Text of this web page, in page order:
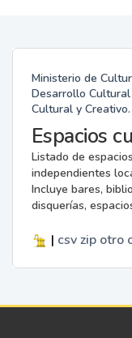
Ministerio de
Desarrollo
Cultural y Creativo.
Espacios
Listado de
independientes
Incluye bares,
disquerías,
| csv zip otro